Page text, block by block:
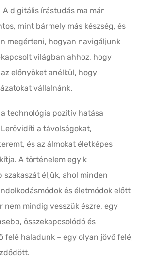
A digitális írástudás ma már
mint bármely más készség, és
megérteni, hogyan navigáljunk
világban ahhoz, hogy
előnyöket anélkül, hogy
vállalnánk.
technológia pozitív hatása
a távolságokat,
és az álmokat életképes
A történelem egyik
szakaszát éljük, ahol minden
és életmódok előtt
nem mindig vesszük észre, egy
összekapcsolódó és
felé haladunk – egy olyan jövő felé,